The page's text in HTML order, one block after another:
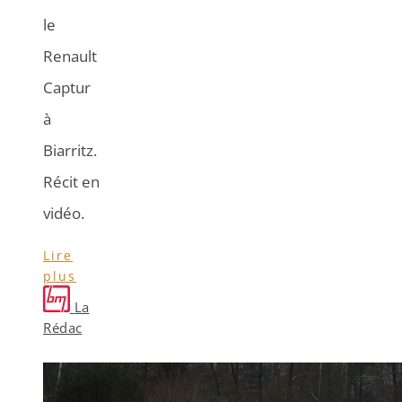
le
Renault
Captur
à
Biarritz.
Récit en
vidéo.
Lire
plus
La
Rédac